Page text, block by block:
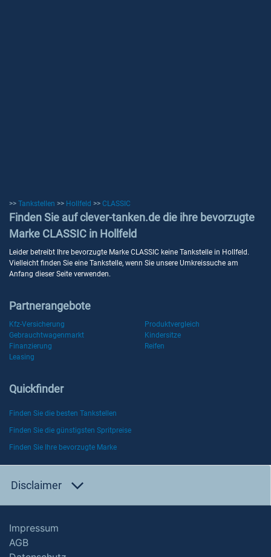
>> Tankstellen >> Hollfeld >> CLASSIC
Finden Sie auf clever-tanken.de die ihre bevorzugte
Marke CLASSIC in Hollfeld
Leider betreibt Ihre bevorzugte Marke CLASSIC keine Tankstelle in Hollfeld.
Vielleicht finden Sie eine Tankstelle, wenn Sie unsere Umkreissuche am
Anfang dieser Seite verwenden.
Partnerangebote
Kfz-Versicherung
Produktvergleich
Gebrauchtwagenmarkt
Kindersitze
Finanzierung
Reifen
Leasing
Quickfinder
Finden Sie die besten Tankstellen
Finden Sie die günstigsten Spritpreise
Finden Sie Ihre bevorzugte Marke
Disclaimer
Impressum
AGB